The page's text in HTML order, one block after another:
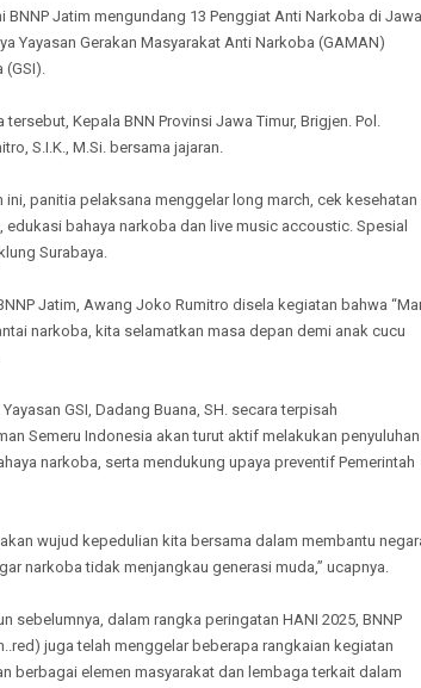
BNNP Jatim mengundang 13 Penggiat Anti Narkoba di Jawa
Yayasan Gerakan Masyarakat Anti Narkoba (GAMAN)
(GSI).
tersebut, Kepala BNN Provinsi Jawa Timur, Brigjen. Pol.
S.I.K., M.Si. bersama jajaran.
ini, panitia pelaksana menggelar long march, cek kesehatan
edukasi bahaya narkoba dan live music accoustic. Spesial
Surabaya.
Jatim, Awang Joko Rumitro disela kegiatan bahwa
narkoba, kita selamatkan masa depan demi anak cucu
GSI, Dadang Buana, SH. secara terpisah
Semeru Indonesia akan turut aktif melakukan penyuluhan
narkoba, serta mendukung upaya preventif Pemerintah
wujud kepedulian kita bersama dalam membantu
narkoba tidak menjangkau generasi muda,” ucapnya.
sebelumnya, dalam rangka peringatan HANI 2025, BNNP
juga telah menggelar beberapa rangkaian kegiatan
berbagai elemen masyarakat dan lembaga terkait dalam